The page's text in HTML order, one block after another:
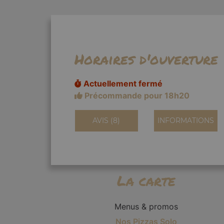
Horaires d'ouverture
Actuellement fermé
Précommande pour 18h20
AVIS (8) INFORMATIONS
La carte
Menus & promos
Nos Pizzas Solo